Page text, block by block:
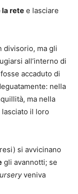
rete e lasciare
divisorio, ma gli
all’interno di
accaduto di
nella
ma nella
il loro
si avvicinano
gli avannotti; se
veniva